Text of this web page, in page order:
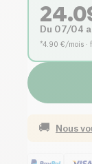
Du 07/04
*4.90 €/mois ·
🚚 Nous